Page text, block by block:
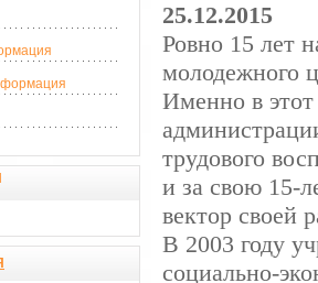
25.12.2015
Ровно 15 лет
молодежного
Именно в этот
трудового
и за свою 15-
вектор своей
В 2003 году
социально-